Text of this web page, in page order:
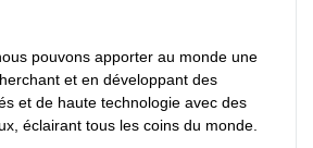
pouvons apporter au monde une
et en développant des
et de haute technologie avec des
éclairant tous les coins du monde.